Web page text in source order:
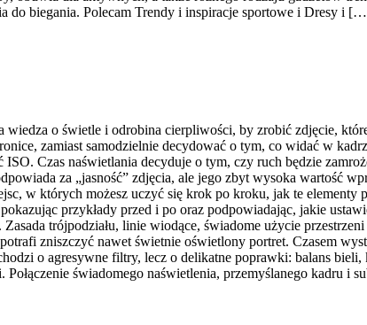
do biegania. Polecam Trendy i inspiracje sportowe i Dresy i
o świetle i odrobina cierpliwości, by zrobić zdjęcie,
zamiast samodzielnie decydować o tym, co widać w
Czas naświetlania decyduje o tym, czy ruch będzie
za „jasność” zdjęcia, ale jego zbyt wysoka wartość
w których możesz uczyć się krok po kroku, jak te elementy
przykłady przed i po oraz podpowiadając, jakie
trójpodziału, linie wiodące, świadome użycie
zniszczyć nawet świetnie oświetlony portret. Czasem
o agresywne filtry, lecz o delikatne poprawki: balans
świadomego naświetlenia, przemyślanego kadru i